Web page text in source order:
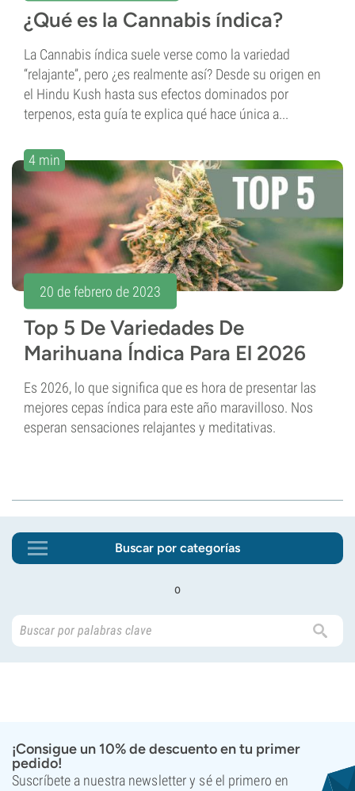
¿Qué es la Cannabis índica?
La Cannabis índica suele verse como la variedad
“relajante”, pero ¿es realmente así? Desde su origen en
el Hindu Kush hasta sus efectos dominados por
terpenos, esta guía te explica qué hace única a...
4 min
20 de febrero de 2023
Top 5 De Variedades De
Marihuana Índica Para El 2026
Es 2026, lo que significa que es hora de presentar las
mejores cepas índica para este año maravilloso. Nos
esperan sensaciones relajantes y meditativas.
Buscar por categorías
o
¡Consigue un 10% de descuento en tu primer
pedido!
Suscríbete a nuestra newsletter y sé el primero en